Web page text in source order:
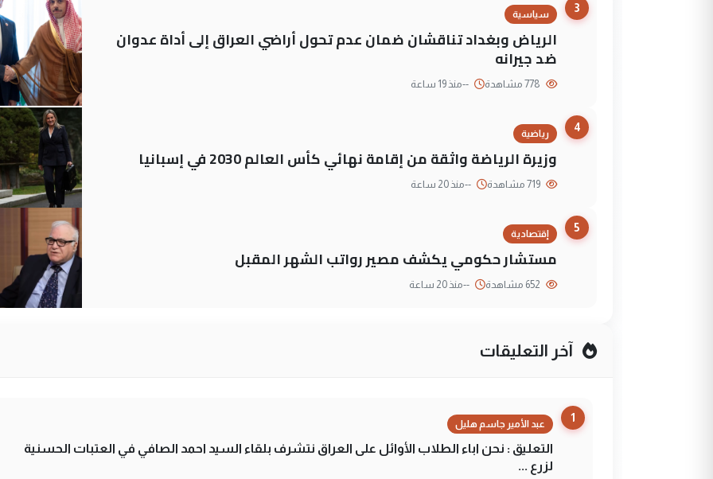
3
سياسية
الرياض وبغداد تناقشان ضمان عدم تحول أراضي العراق إلى أداة عدوان
ضد جيرانه
--منذ 19 ساعة
4
رياضية
وزيرة الرياضة واثقة من إقامة نهائي كأس العالم 2030 في إسبانيا
--منذ 20 ساعة
5
إقتصادية
مستشار حكومي يكشف مصير رواتب الشهر المقبل
--منذ 20 ساعة
آخر التعليقات
1
عبد الأمير جاسم هليل
التعليق : نحن اباء الطلاب الأوائل على العراق نتشرف بلقاء السيد احمد الصافي في العتبات الحسنية
لزرع ...